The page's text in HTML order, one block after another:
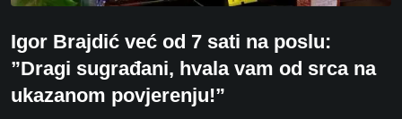
Igor Brajdić već od 7 sati na poslu:
”Dragi sugrađani, hvala vam od srca na
ukazanom povjerenju!”